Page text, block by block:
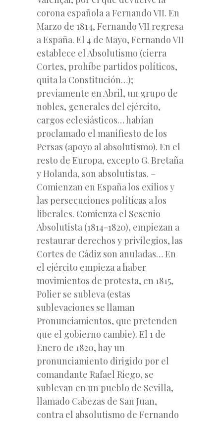
corona española a Fernando VII. En
Marzo de 1814, Fernando VII regresa
a España. El 4 de Mayo, Fernando VII
establece el Absolutismo (cierra
Cortes, prohíbe partidos políticos,
quita la Constitución…);
previamente en Abril, un grupo de
nobles, generales del ejército,
cargos eclesiásticos… habían
proclamado el manifiesto de los
Persas (apoyo al absolutismo). En el
resto de Europa, excepto G. Bretaña
y Holanda, son absolutistas. –
Comienzan en España los exilios y
las persecuciones políticas a los
liberales. Comienza el Sesenio
Absolutista (1814-1820), empiezan a
restaurar derechos y privilegios, las
Cortes de Cádiz son anuladas… En
el ejército empieza a haber
movimientos de protesta, en 1815,
Polier se subleva (estas
sublevaciones se llaman
Pronunciamientos, que pretenden
que el gobierno cambie). El 1 de
Enero de 1820, hay un
pronunciamiento dirigido por el
comandante Rafael Riego, se
sublevan en un pueblo de Sevilla,
llamado Cabezas de San Juan,
contra el absolutismo de Fernando